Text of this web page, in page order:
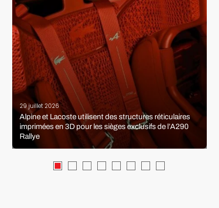
29 juillet 2026
Alpine et Lacoste utilisent des structures réticulaires
imprimées en 3D pour les sièges exclusifs de l’A290
Rallye